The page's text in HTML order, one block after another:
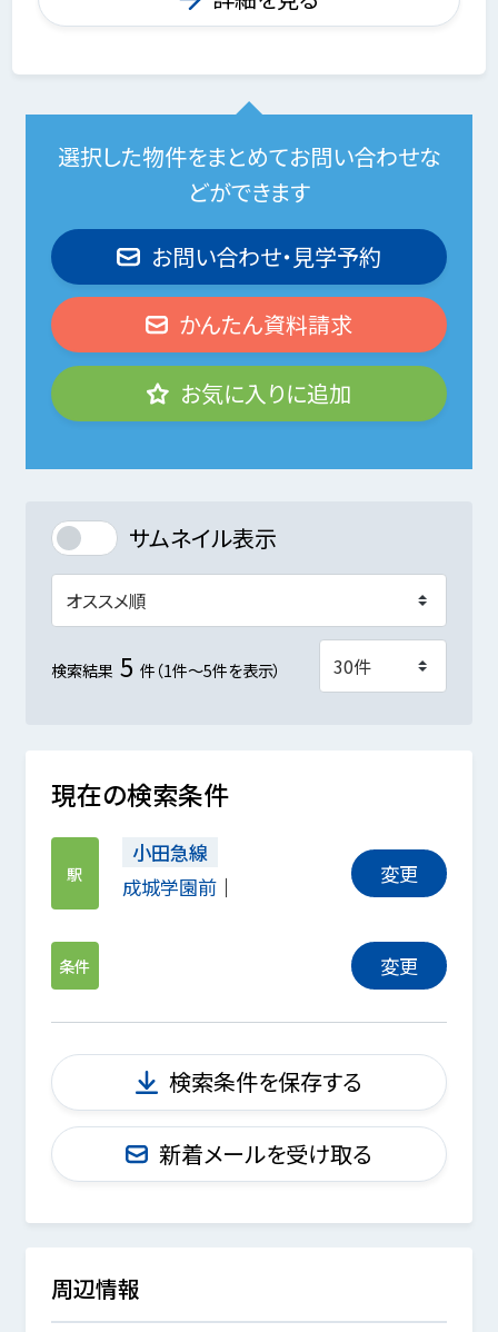
選択した物件をまとめてお問い合わせな
どができます
お問い合わせ・見学予約
かんたん資料請求
お気に入りに追加
サムネイル表示
検索結果 5 件（1件～5件を表示）
現在の検索条件
駅
小田急線
成城学園前
変更
条件 変更
検索条件を保存する
新着メールを受け取る
周辺情報